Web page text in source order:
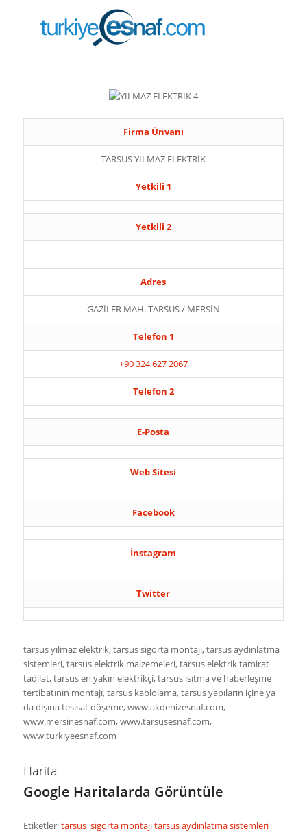
Firma Ünvanı
TARSUS YILMAZ ELEKTRİK
Yetkili 1
Yetkili 2
Adres
GAZİLER MAH. TARSUS / MERSİN
Telefon 1
+90 324 627 2067
Telefon 2
E-Posta
Web Sitesi
Facebook
İnstagram
Twitter
tarsus yılmaz elektrik, tarsus sigorta montajı, tarsus aydınlatma
sistemleri, tarsus elektrik malzemeleri, tarsus elektrik tamirat
tadilat, tarsus en yakın elektrikçi, tarsus ısıtma ve haberleşme
tertibatının montajı, tarsus kablolama, tarsus yapıların içine ya
da dışına tesisat döşeme, www.akdenizesnaf.com,
www.mersinesnaf.com, www.tarsusesnaf.com,
www.turkiyeesnaf.com
Harita
Google Haritalarda Görüntüle
Etiketler:tarsus sigorta montajıtarsus aydınlatma sistemleri